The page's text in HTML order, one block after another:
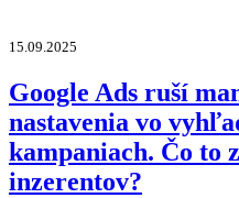
15.09.2025
Google Ads ruší
nastavenia vo
kampaniach. Čo to
inzerentov?